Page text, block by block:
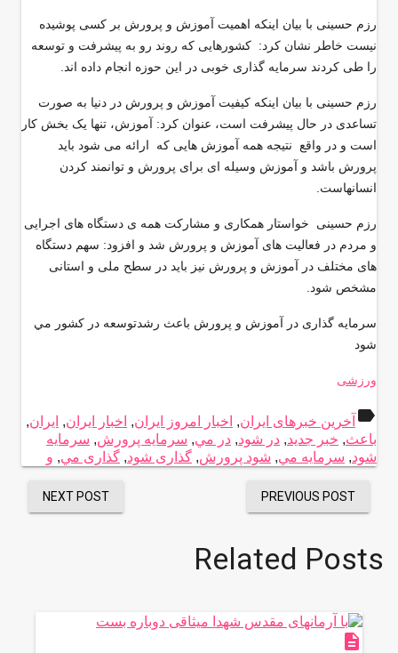
رزم حسینی با بیان اینکه اهمیت آموزش و پرورش بر کسی پوشیده
نیست خاطر نشان کرد: کشورهایی که روند رو به پیشرفت و توسعه
را طی کردند سرمایه گذاری خوبی در این حوزه انجام داده اند.
رزم حسینی با بیان اینکه کیفیت آموزش و پرورش در دنیا به صورت
تساعدی در حال پیشرفت است، عنوان کرد: آموزش، تنها یک بخش کار
است و در واقع نتیجه همه آموزش هایی که ارائه می شود باید
پرورش باشد و آموزش وسیله ای برای پرورش و توانمند کردن
انسانهاست.
رزم حسینی خواستار همکاری و مشارکت همه ی دستگاه های اجرایی
و مردم در فعالیت های آموزش و پرورش شد و افزود: سهم دستگاه
های مختلف در آموزش و پرورش نیز باید در سطح ملی و استانی
مشخص شود.
سرمایه گذاری در آموزش و پرورش باعث رشدتوسعه در كشور مي
شود
ورزشی
label آخرین خبرهای ایران, اخبار امروز ایران, اخبار ایران, ایران,
باعث, خبر جدید, در شود, در مي, سرمایه پرورش, سرمایه
شود, سرمایه مي, شود پرورش, گذاری شود, گذاری مي, و
PREVIOUS POST
NEXT POST
Related Posts
description